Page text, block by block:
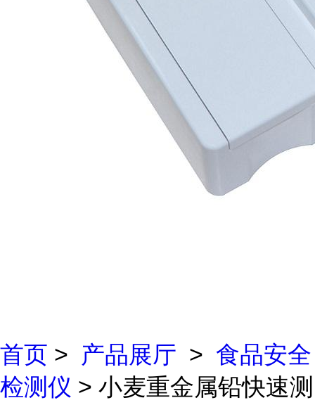
首页 > 产品展厅 > 食品安全
检测仪 > 小麦重金属铅快速测